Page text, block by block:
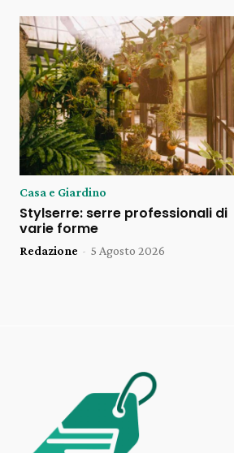
Casa e Giardino
Stylserre: serre professionali di
varie forme
Redazione - 5 Agosto 2026